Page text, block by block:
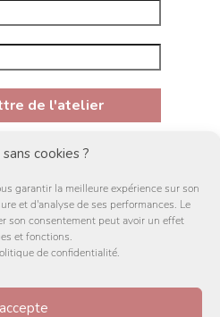
cookies ?
garantir la meilleure expérience sur son
et d'analyse de ses performances. Le
son consentement peut avoir un effet
et fonctions.
de confidentialité.
vous acceptez de
de confidentialité